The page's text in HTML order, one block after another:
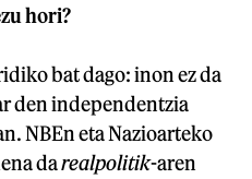
hori?
bat dago: inon ez da
den independentzia
NBEn eta Nazioarteko
darealpolitik-aren